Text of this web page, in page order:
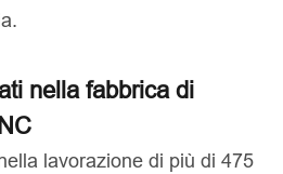
nella fabbrica di
lavorazione di più di 475